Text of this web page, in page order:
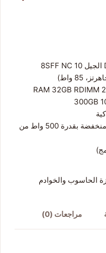
1 × مجموعة إمداد طاقة هالوجين منخفضة بقدرة 500 واط من
الحاسوب والخوادم
مراجعات (0)